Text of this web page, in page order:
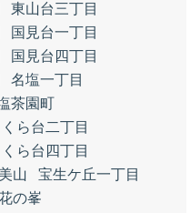
東山台三丁目
国見台一丁目
国見台四丁目
名塩一丁目
茶園町
ら台二丁目
ら台四丁目
山
宝生ケ丘一丁目
の峯